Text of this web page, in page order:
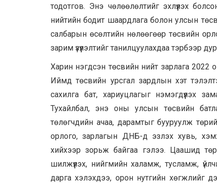
тодотгов. Энэ чөлөөлөлтийг эхлүүлэх
нийтийн бодит шаардлага болон улсын
салбарын өсөлтийн нөлөөгөөр төсвийн
зарим үзүүлэлтийг танилцуулахдаа тэрбээр
Харин нэгдсэн төсвийн нийт зарлага
Иймд төсвийн урсгал зардлын хэт
сахилга бат, хариуцлагыг нэмэгдүүлэх
Тухайлбал, энэ оны улсын төсвийн
төлөгчдийн ачаа, дарамтыг бууруулж
орлого, зарлагын ДНБ-д эзлэх хувь,
хийхээр зорьж байгаа гэлээ. Цаашид
шилжүүлэх, нийгмийн халамж, тусламж,
дарга хэлэхдээ, орон нутгийн хөгжлийг